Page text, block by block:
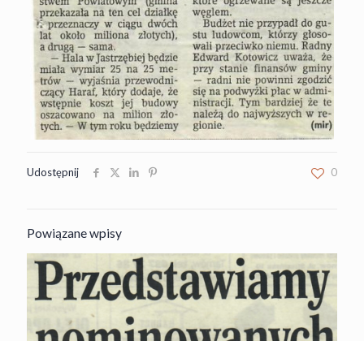
Udostępnij 0
Powiązane wpisy